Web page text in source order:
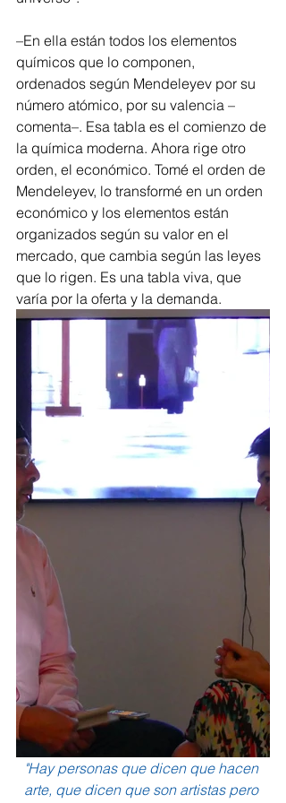
–En ella están todos los elementos
químicos que lo componen,
ordenados según Mendeleyev por su
número atómico, por su valencia –
comenta–. Esa tabla es el comienzo de
la química moderna. Ahora rige otro
orden, el económico. Tomé el orden de
Mendeleyev, lo transformé en un orden
económico y los elementos están
organizados según su valor en el
mercado, que cambia según las leyes
que lo rigen. Es una tabla viva, que
varía por la oferta y la demanda.
"Hay personas que dicen que hacen
arte, que dicen que son artistas pero